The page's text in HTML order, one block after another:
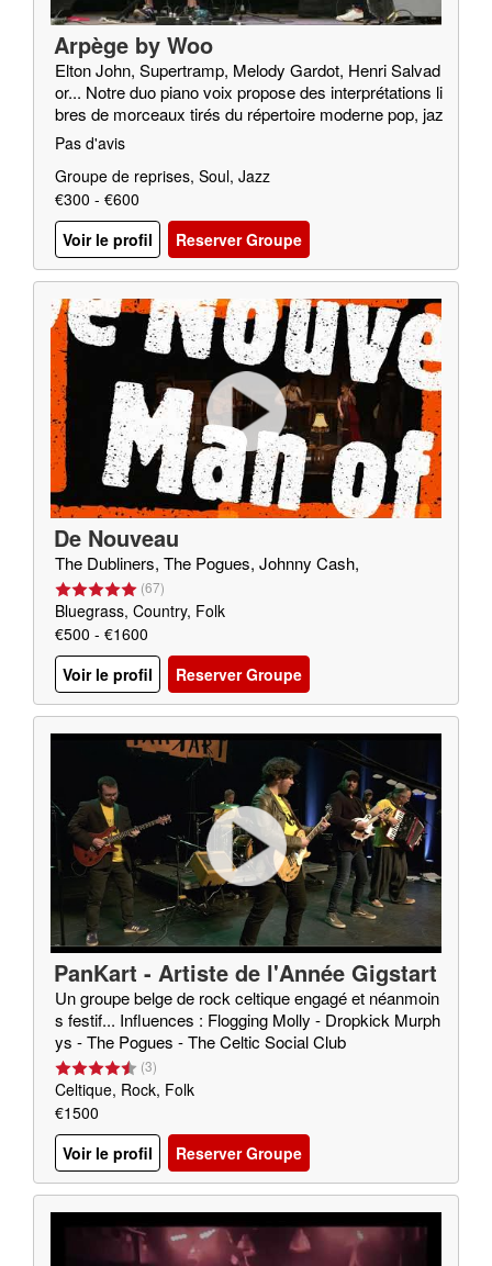
Arpège by Woo
Elton John, Supertramp, Melody Gardot, Henri Salvad
or... Notre duo piano voix propose des interprétations li
bres de morceaux tirés du répertoire moderne pop, jaz
z, soul…
Pas d'avis
Groupe de reprises, Soul, Jazz
€300 - €600
Voir le profil
Reserver Groupe
De Nouveau
The Dubliners, The Pogues, Johnny Cash,
(67)
Bluegrass, Country, Folk
€500 - €1600
Voir le profil
Reserver Groupe
PanKart - Artiste de l'Année Gigstart
er 2020
Un groupe belge de rock celtique engagé et néanmoin
s festif... Influences : Flogging Molly - Dropkick Murph
ys - The Pogues - The Celtic Social Club
(3)
Celtique, Rock, Folk
€1500
Voir le profil
Reserver Groupe